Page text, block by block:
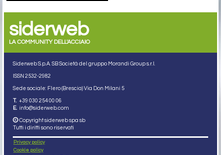
siderweb
LA COMMUNITY DELL'ACCIAIO
Siderweb S.p.A. SB Società del gruppo Morandi Group s.r.l.
ISSN 2532-2982
Sede sociale: Flero (Brescia) Via Don Milani 5
T. +39 030 254 00 06
E. info@siderweb.com
Copyright siderweb spa sb
Tutti i diritti sono riservati
Privacy policy
Cookie policy